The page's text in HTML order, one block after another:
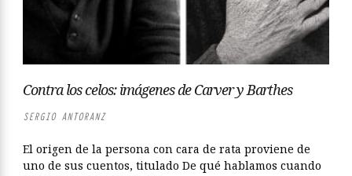
Contra los celos: imágenes de Carver y Barthes
SERGIO ANTORANZ
El origen de la persona con cara de rata proviene de
uno de sus cuentos, titulado De qué hablamos cuando